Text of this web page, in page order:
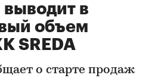
в
объем
SREDA
о старте продаж